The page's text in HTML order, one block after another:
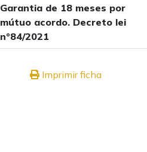
Garantia de 18 meses por
mútuo acordo. Decreto lei
nº84/2021
Imprimir ficha